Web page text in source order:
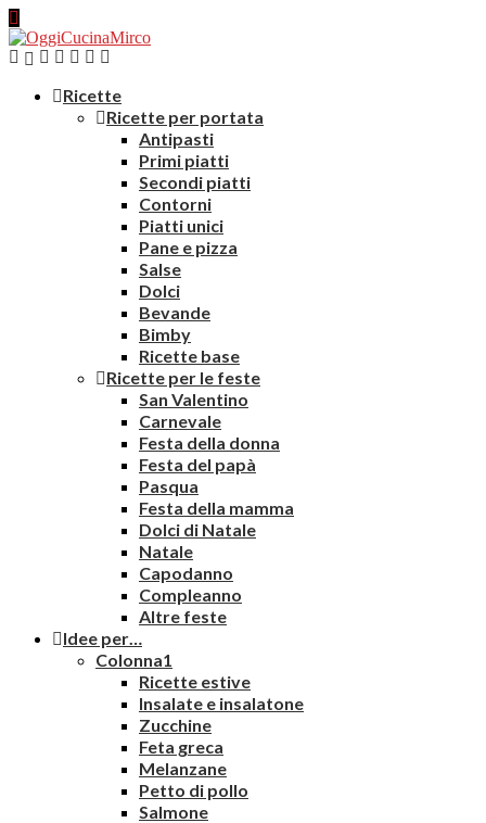
Ricette
Ricette per portata
Antipasti
Primi piatti
Secondi piatti
Contorni
Piatti unici
Pane e pizza
Salse
Dolci
Bevande
Bimby
Ricette base
Ricette per le feste
San Valentino
Carnevale
Festa della donna
Festa del papà
Pasqua
Festa della mamma
Dolci di Natale
Natale
Capodanno
Compleanno
Altre feste
Idee per…
Colonna1
Ricette estive
Insalate e insalatone
Zucchine
Feta greca
Melanzane
Petto di pollo
Salmone